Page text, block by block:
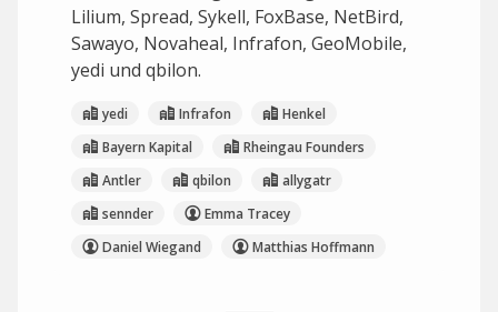
Lilium, Spread, Sykell, FoxBase, NetBird,
Sawayo, Novaheal, Infrafon, GeoMobile,
yedi und qbilon.
yedi Infrafon
Henkel
Bayern Kapital
Rheingau Founders
Antler
qbilon
allygatr
sennder
Emma Tracey
Daniel Wiegand
Matthias Hoffmann